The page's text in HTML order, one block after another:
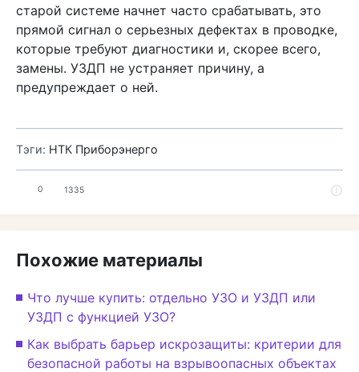
старой системе начнет часто срабатывать, это
прямой сигнал о серьезных дефектах в проводке,
которые требуют диагностики и, скорее всего,
замены. УЗДП не устраняет причину, а
предупреждает о ней.
Тэги: НТК Приборэнерго
0 1335
Похожие материалы
Что лучше купить: отдельно УЗО и УЗДП или
УЗДП с функцией УЗО?
Как выбрать барьер искрозащиты: критерии для
безопасной работы на взрывоопасных объектах